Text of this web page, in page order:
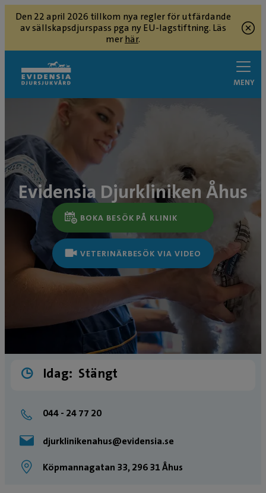
Den 22 april 2026 tillkom nya regler för utfärdande
av sällskapsdjurspass pga ny EU-lagstiftning. Läs
merhär.
MENY
Evidensia Djurkliniken Åhus
BOKA BESÖK PÅ KLINIK
VETERINÄRBESÖK VIA VIDEO
Idag: Stängt
044 - 24 77 20
djurklinikenahus@evidensia.se
Köpmannagatan 33, 296 31 Åhus